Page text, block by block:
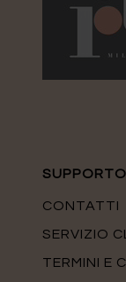
SUPPORTO
CONTATTI
SERVIZIO
TERMINI E